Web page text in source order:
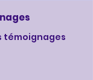
témoignages